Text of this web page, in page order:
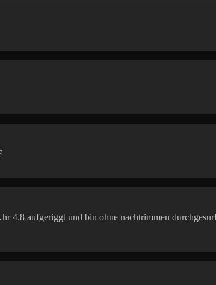
4.8 aufgeriggt und bin ohne nachtrimmen